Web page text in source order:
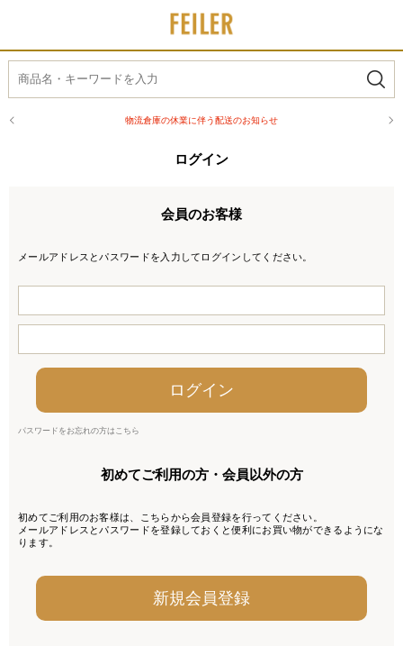
物流倉庫の休業に伴う配送のお知らせ
ログイン
会員のお客様
メールアドレスとパスワードを入力してログインしてください。
パスワードをお忘れの方はこちら
初めてご利用の方・会員以外の方
初めてご利用のお客様は、こちらから会員登録を行ってください。
メールアドレスとパスワードを登録しておくと便利にお買い物ができるようにな
ります。